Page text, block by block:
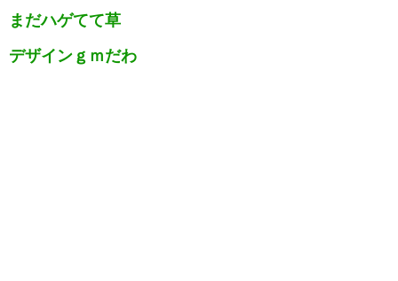
まだハゲてて草
デザインｇｍだわ